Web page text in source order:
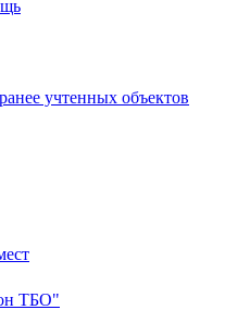
учтенных объектов
ТБО"